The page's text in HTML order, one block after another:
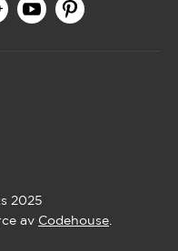
2025
av Codehouse